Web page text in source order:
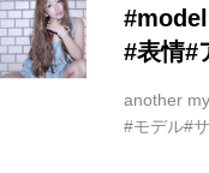
#表情#
another
#モデル#